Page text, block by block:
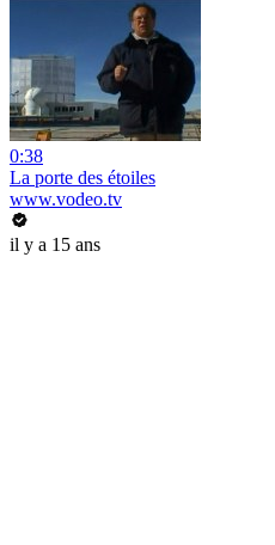
0:38
La porte des étoiles
www.vodeo.tv
il y a 15 ans